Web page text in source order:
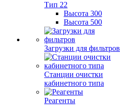
Тип 22
Высота 300
Высота 500
Загрузки для фильтров
Станции очистки
кабинетного типа
Реагенты